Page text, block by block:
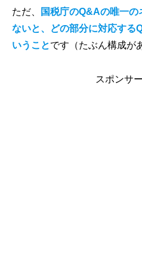
ただ、
国税庁のQ&Aの唯一
ないと、どの部分に対応する
いうことです（たぶん構成が
スポンサ